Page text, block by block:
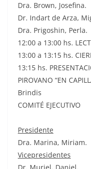
Dra. Brown, Josefina.
Dr. Indart de Arza,
Dra. Prigoshin, Perla.
12:00 a 13:00 hs.
13:00 a 13:15 hs.
13:15 hs.
PIROVANO “EN
Brindis
COMITÉ EJECUTIVO
Presidente
Dra. Marina, Miriam.
Vicepresidentes